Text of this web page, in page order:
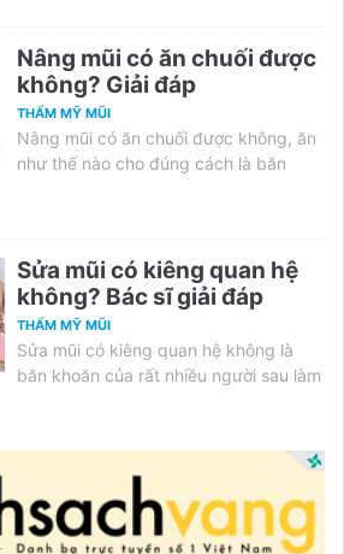
Nâng mũi có ăn chuối được
không? Giải đáp
THẨM MỸ MŨI
Nâng mũi có ăn chuối được không, ăn
như thế nào cho đúng cách là băn
Sửa mũi có kiêng quan hệ
không? Bác sĩ giải đáp
THẨM MỸ MŨI
Sửa mũi có kiêng quan hệ không là
băn khoăn của rất nhiều người sau làm